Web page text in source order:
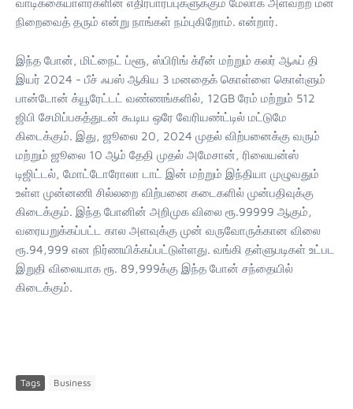
நிறைவைத் தரும் என்று நாங்கள் நம்புகிறோம். என்றார்.
இந்த போன், மிட்நைட் ப்ளூ, ஸ்பிரிங் க்ரீன் மற்றும் கலர் ஆஃப் தி
இயர் 2024 - பீச் ஃபஸ் ஆகிய 3 மனதைக் கொள்ளை கொள்ளும்
பான்டோன் க்யூரேட்டட் வண்ணங்களில், 12GB ரேம் மற்றும் 512
ஜிபி சேமிப்பகத்துடன் கூடிய ஒரே வேரியண்ட்டில் மட்டுமே
கிடைக்கும். இது, ஜூலை 20, 2024 முதல் விற்பனைக்கு வரும்
மற்றும் ஜூலை 10 ஆம் தேதி முதல் அமேசான், ரிலையன்ஸ்
டிஜிட்டல், மோட்டோரோலா டாட் இன் மற்றும் இந்தியா முழுவதும்
உள்ள முன்னணி சில்லறை விற்பனை கடைகளில் முன்பதிவுக்கு
கிடைக்கும். இந்த போனின் அறிமுக விலை ரூ.99999 ஆகும்,
வரையறுக்கப்பட்ட கால அளவுக்கு முன் வருவோருக்கான விலை
ரூ.94,999 என நிர்ணயிக்கப்பட்டுள்ளது. வங்கி தள்ளுபடிகள் உட்பட
இறுதி விலையாக ரூ. 89,999க்கு இந்த போன் சந்தையில்
கிடைக்கும்.
Tags Business